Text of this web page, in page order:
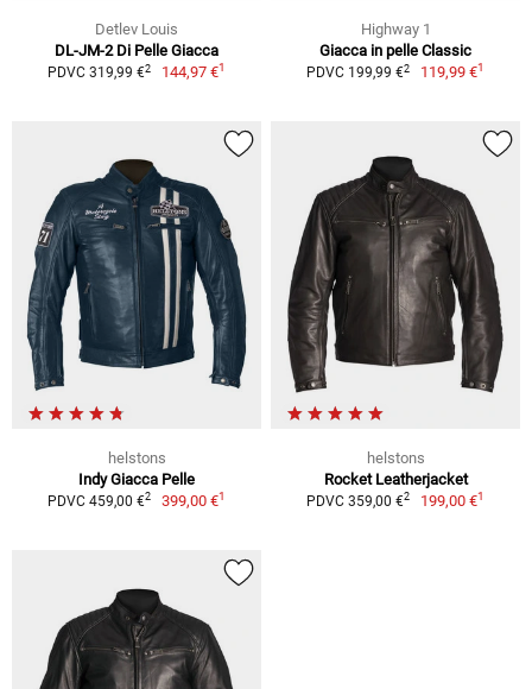
Detlev Louis
DL-JM-2 Di Pelle Giacca
PDVC 319,99 €2 144,97 €1
Highway 1
Giacca in pelle Classic
PDVC 199,99 €2 119,99 €1
helstons
Indy Giacca Pelle
PDVC 459,00 €2 399,00 €1
helstons
Rocket Leatherjacket
PDVC 359,00 €2 199,00 €1